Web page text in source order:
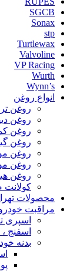
SGCB
Sonax
stp
Turtlewax
Valvoline
VP Racing
Wurth
Wynn’s
انواع روغن
روغن
روغن
روغن
روغن
روغن
روغن
روغن
کولانت
محصولات تهران
مراقبت
اسپری
اسفنج
بدنه